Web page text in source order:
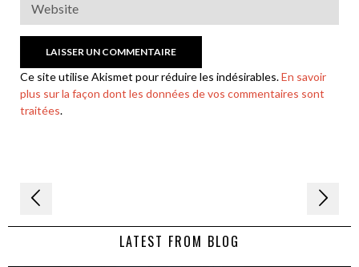
Ce site utilise Akismet pour réduire les indésirables.En savoir
plus sur la façon dont les données de vos commentaires sont
traitées.
Navigation
de LATEST FROM BLOG